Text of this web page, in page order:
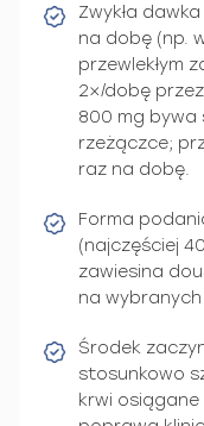
Zwykła
na dobę (np.
przewlekłym
2×/dobę
800 mg
rzeżączce;
raz na dobę.
Forma
(najczęściej
zawiesina
na
Środek
stosunkowo
krwi osiągane